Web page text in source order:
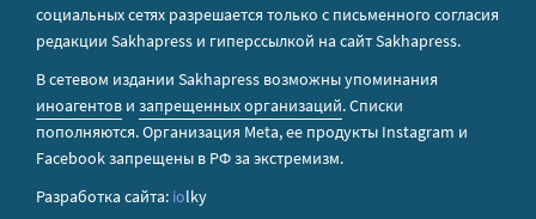
социальных сетях разрешается только с письменного согласия
редакции Sakhapress и гиперссылкой на сайт Sakhapress.
В сетевом издании Sakhapress возможны упоминания
иноагентов и запрещенных организаций. Списки
пополняются. Организация Metа, ее продукты Instagram и
Facebook запрещены в РФ за экстремизм.
Разработка сайта: iolky